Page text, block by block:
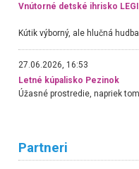
Vnútorné detské ihrisko
27.06.2026, 16:53
Letné kúpalisko Pezinok
Partneri